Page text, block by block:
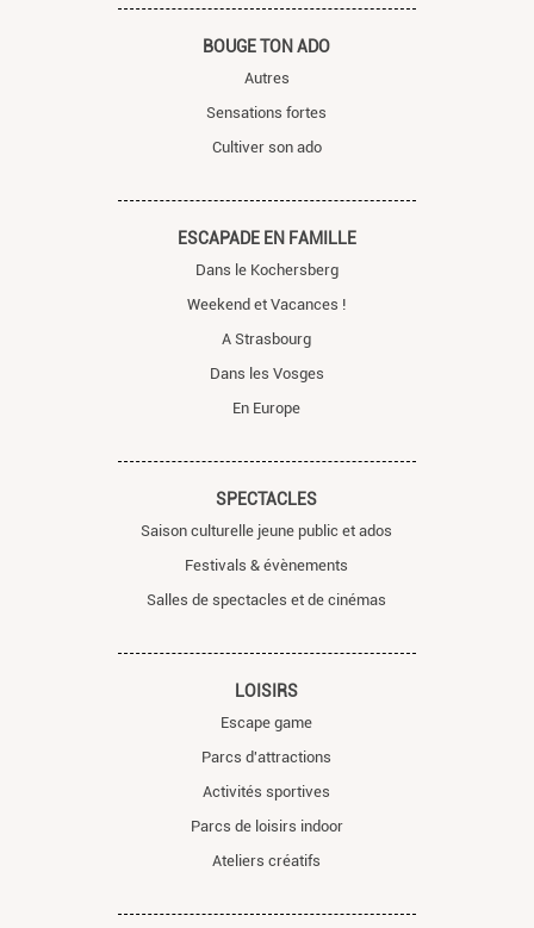
BOUGE TON ADO
Autres
Sensations fortes
Cultiver son ado
ESCAPADE EN FAMILLE
Dans le Kochersberg
Weekend et Vacances !
A Strasbourg
Dans les Vosges
En Europe
SPECTACLES
Saison culturelle jeune public et ados
Festivals & évènements
Salles de spectacles et de cinémas
LOISIRS
Escape game
Parcs d'attractions
Activités sportives
Parcs de loisirs indoor
Ateliers créatifs